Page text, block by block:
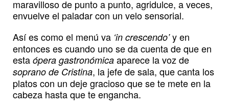
maravilloso de punto a punto, agridulce, a veces,
envuelve el paladar con un velo sensorial.
Así es como el menú va ‘in crescendo’y en
entonces es cuando uno se da cuenta de que en
esta ópera gastronómica aparece la voz de
soprano de Cristina, la jefe de sala, que canta los
platos con un deje gracioso que se te mete en la
cabeza hasta que te engancha.